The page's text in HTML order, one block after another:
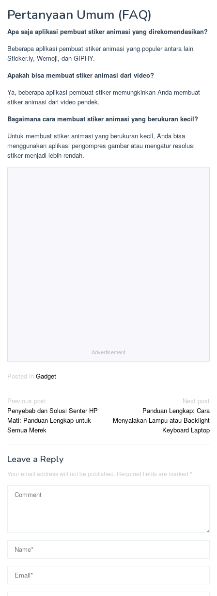
Pertanyaan Umum (FAQ)
Apa saja aplikasi pembuat stiker animasi yang direkomendasikan?
Beberapa aplikasi pembuat stiker animasi yang populer antara lain
Sticker.ly, Wemoji, dan GIPHY.
Apakah bisa membuat stiker animasi dari video?
Ya, beberapa aplikasi pembuat stiker memungkinkan Anda membuat
stiker animasi dari video pendek.
Bagaimana cara membuat stiker animasi yang berukuran kecil?
Untuk membuat stiker animasi yang berukuran kecil, Anda bisa
menggunakan aplikasi pengompres gambar atau mengatur resolusi
stiker menjadi lebih rendah.
Advertisement
Posted in Gadget
Post
navigation
Previous post
Penyebab dan Solusi Senter HP
Mati: Panduan Lengkap untuk
Semua Merek
Next post
Panduan Lengkap: Cara
Menyalakan Lampu atau Backlight
Keyboard Laptop
Leave a Reply
Your email address will not be published. Required fields are marked *